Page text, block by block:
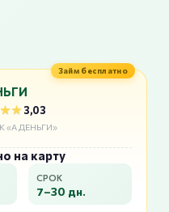
Займ бесплатно
3,03
«А ДЕНЬГИ»
на карту
СРОК
7–30 дн.